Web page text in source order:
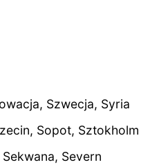
Szwecja, Syria
Sopot, Sztokholm
Severn